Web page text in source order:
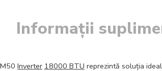
Informații
Inverter 18000 BTU reprezintă soluția